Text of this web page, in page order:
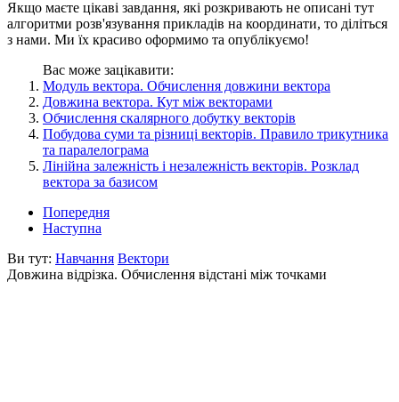
Якщо маєте цікаві завдання, які розкривають не описані тут
алгоритми розв'язування прикладів на координати, то діліться
з нами. Ми їх красиво оформимо та опублікуємо!
Вас може зацікавити:
Модуль вектора. Обчислення довжини вектора
Довжина вектора. Кут між векторами
Обчислення скалярного добутку векторів
Побудова суми та різниці векторів. Правило трикутника
та паралелограма
Лінійна залежність і незалежність векторів. Розклад
вектора за базисом
Попередня
Наступна
Ви тут: Навчання Вектори
Довжина відрізка. Обчислення відстані між точками